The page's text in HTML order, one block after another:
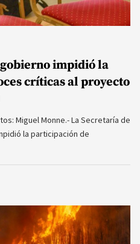
impidió la
críticas al proyecto
Miguel Monne.- La Secretaría de
la participación de